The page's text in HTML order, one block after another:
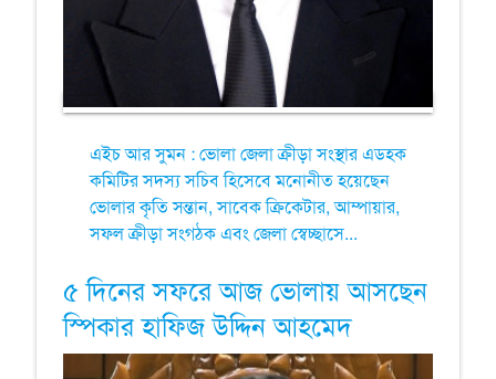
এইচ আর সুমন : ভোলা জেলা ক্রীড়া সংস্থার এডহক
কমিটির সদস্য সচিব হিসেবে মনোনীত হয়েছেন
ভোলার কৃতি সন্তান, সাবেক ক্রিকেটার, আম্পায়ার,
সফল ক্রীড়া সংগঠক এবং জেলা স্বেচ্ছাসে...
৫ দিনের সফরে আজ ভোলায় আসছেন
স্পিকার হাফিজ উদ্দিন আহমেদ